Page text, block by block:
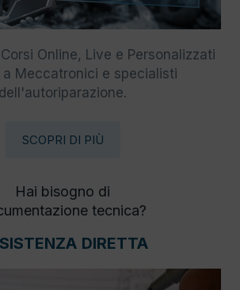
Online, Live e Personalizzati
Meccatronici e specialisti
dell'autoriparazione.
SCOPRI DI PIÙ
Hai bisogno di
tecnica?
DIRETTA